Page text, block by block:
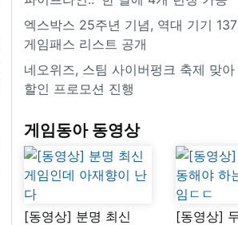
엑스박스 25주년 기념, 역대 기기
게임패스 리스트 공개
네오위즈, 스팀 사이버펑크 축제 맞아
할인 프로모션 진행
게임동아 동영상
[동영상] 분명 최신
[동영상]